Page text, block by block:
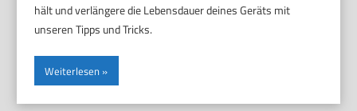
hält und verlängere die Lebensdauer deines Geräts mit
unseren Tipps und Tricks.
Weiterlesen